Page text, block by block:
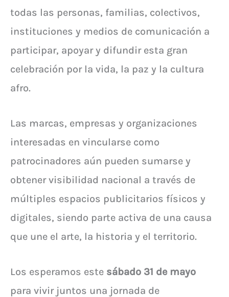
todas las personas, familias, colectivos,
instituciones y medios de comunicación a
participar, apoyar y difundir esta gran
celebración por la vida, la paz y la cultura
afro.
Las marcas, empresas y organizaciones
interesadas en vincularse como
patrocinadores aún pueden sumarse y
obtener visibilidad nacional a través de
múltiples espacios publicitarios físicos y
digitales, siendo parte activa de una causa
que une el arte, la historia y el territorio.
Los esperamos este sábado 31 de mayo
para vivir juntos una jornada de